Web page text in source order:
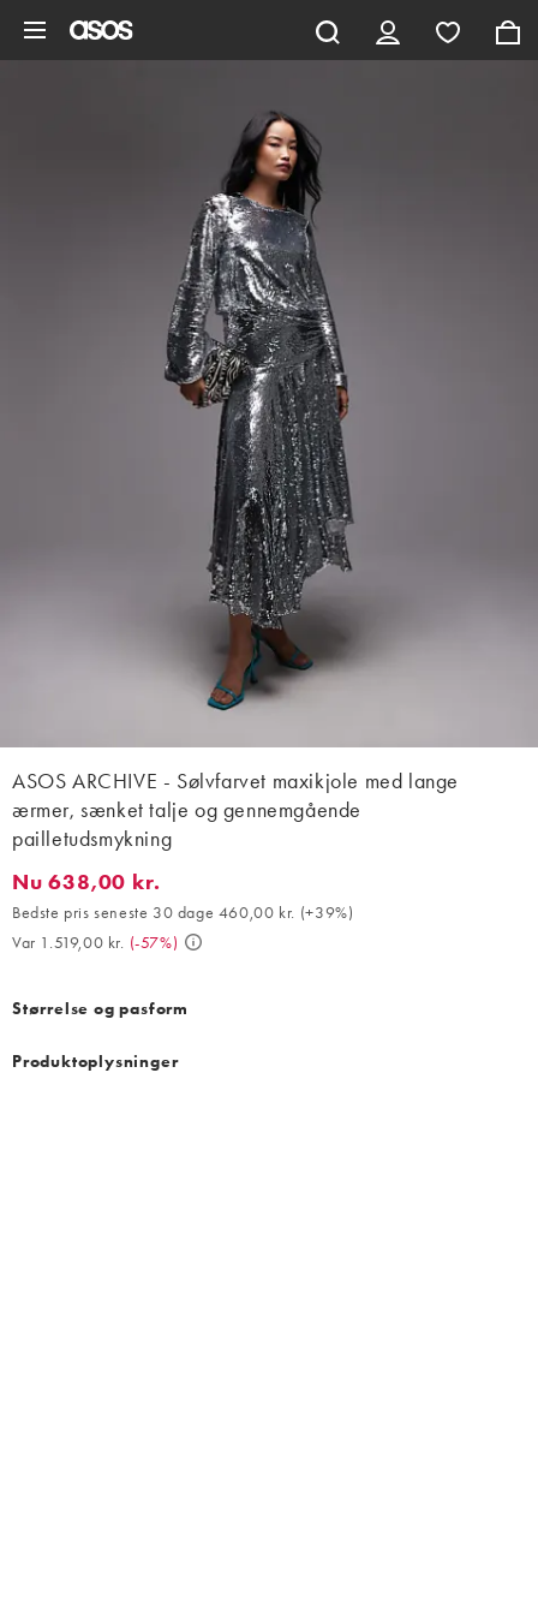
ASOS ARCHIVE - Sølvfarvet maxikjole med lange
ærmer, sænket talje og gennemgående
pailletudsmykning
Nu 638,00 kr.. Bedste pris seneste 30 dage 460,00 kr. (+39%).
Nu 638,00 kr.
Bedste pris seneste 30 dage 460,00 kr. (+39%)
Var 1.519,00 kr. (-57%)
Størrelse og pasform
Produktoplysninger